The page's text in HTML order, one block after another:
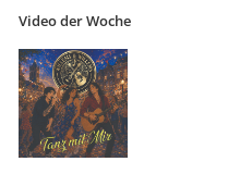
Video der Woche